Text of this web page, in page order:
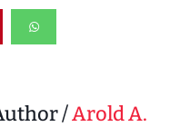
/Arold A.